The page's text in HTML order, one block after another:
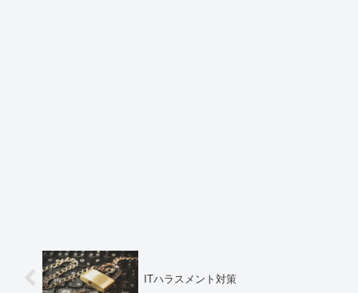
ITハラスメント対策